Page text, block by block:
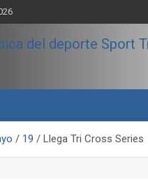
del
y entrenamiento.
19 Llega Tri Cross Series